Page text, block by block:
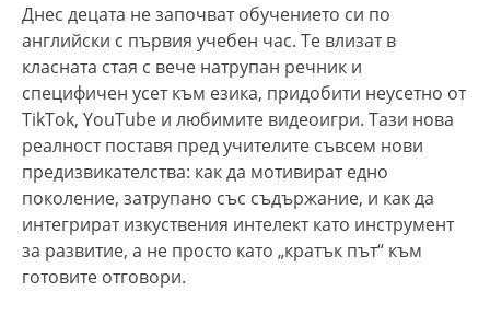
Днес децата не започват обучението си по
английски с първия учебен час. Те влизат в
класната стая с вече натрупан речник и
специфичен усет към езика, придобити неусетно от
TikTok, YouTube и любимите видеоигри. Тази нова
реалност поставя пред учителите съвсем нови
предизвикателства: как да мотивират едно
поколение, затрупано със съдържание, и как да
интегрират изкуствения интелект като инструмент
за развитие, а не просто като „кратък път“ към
готовите отговори.